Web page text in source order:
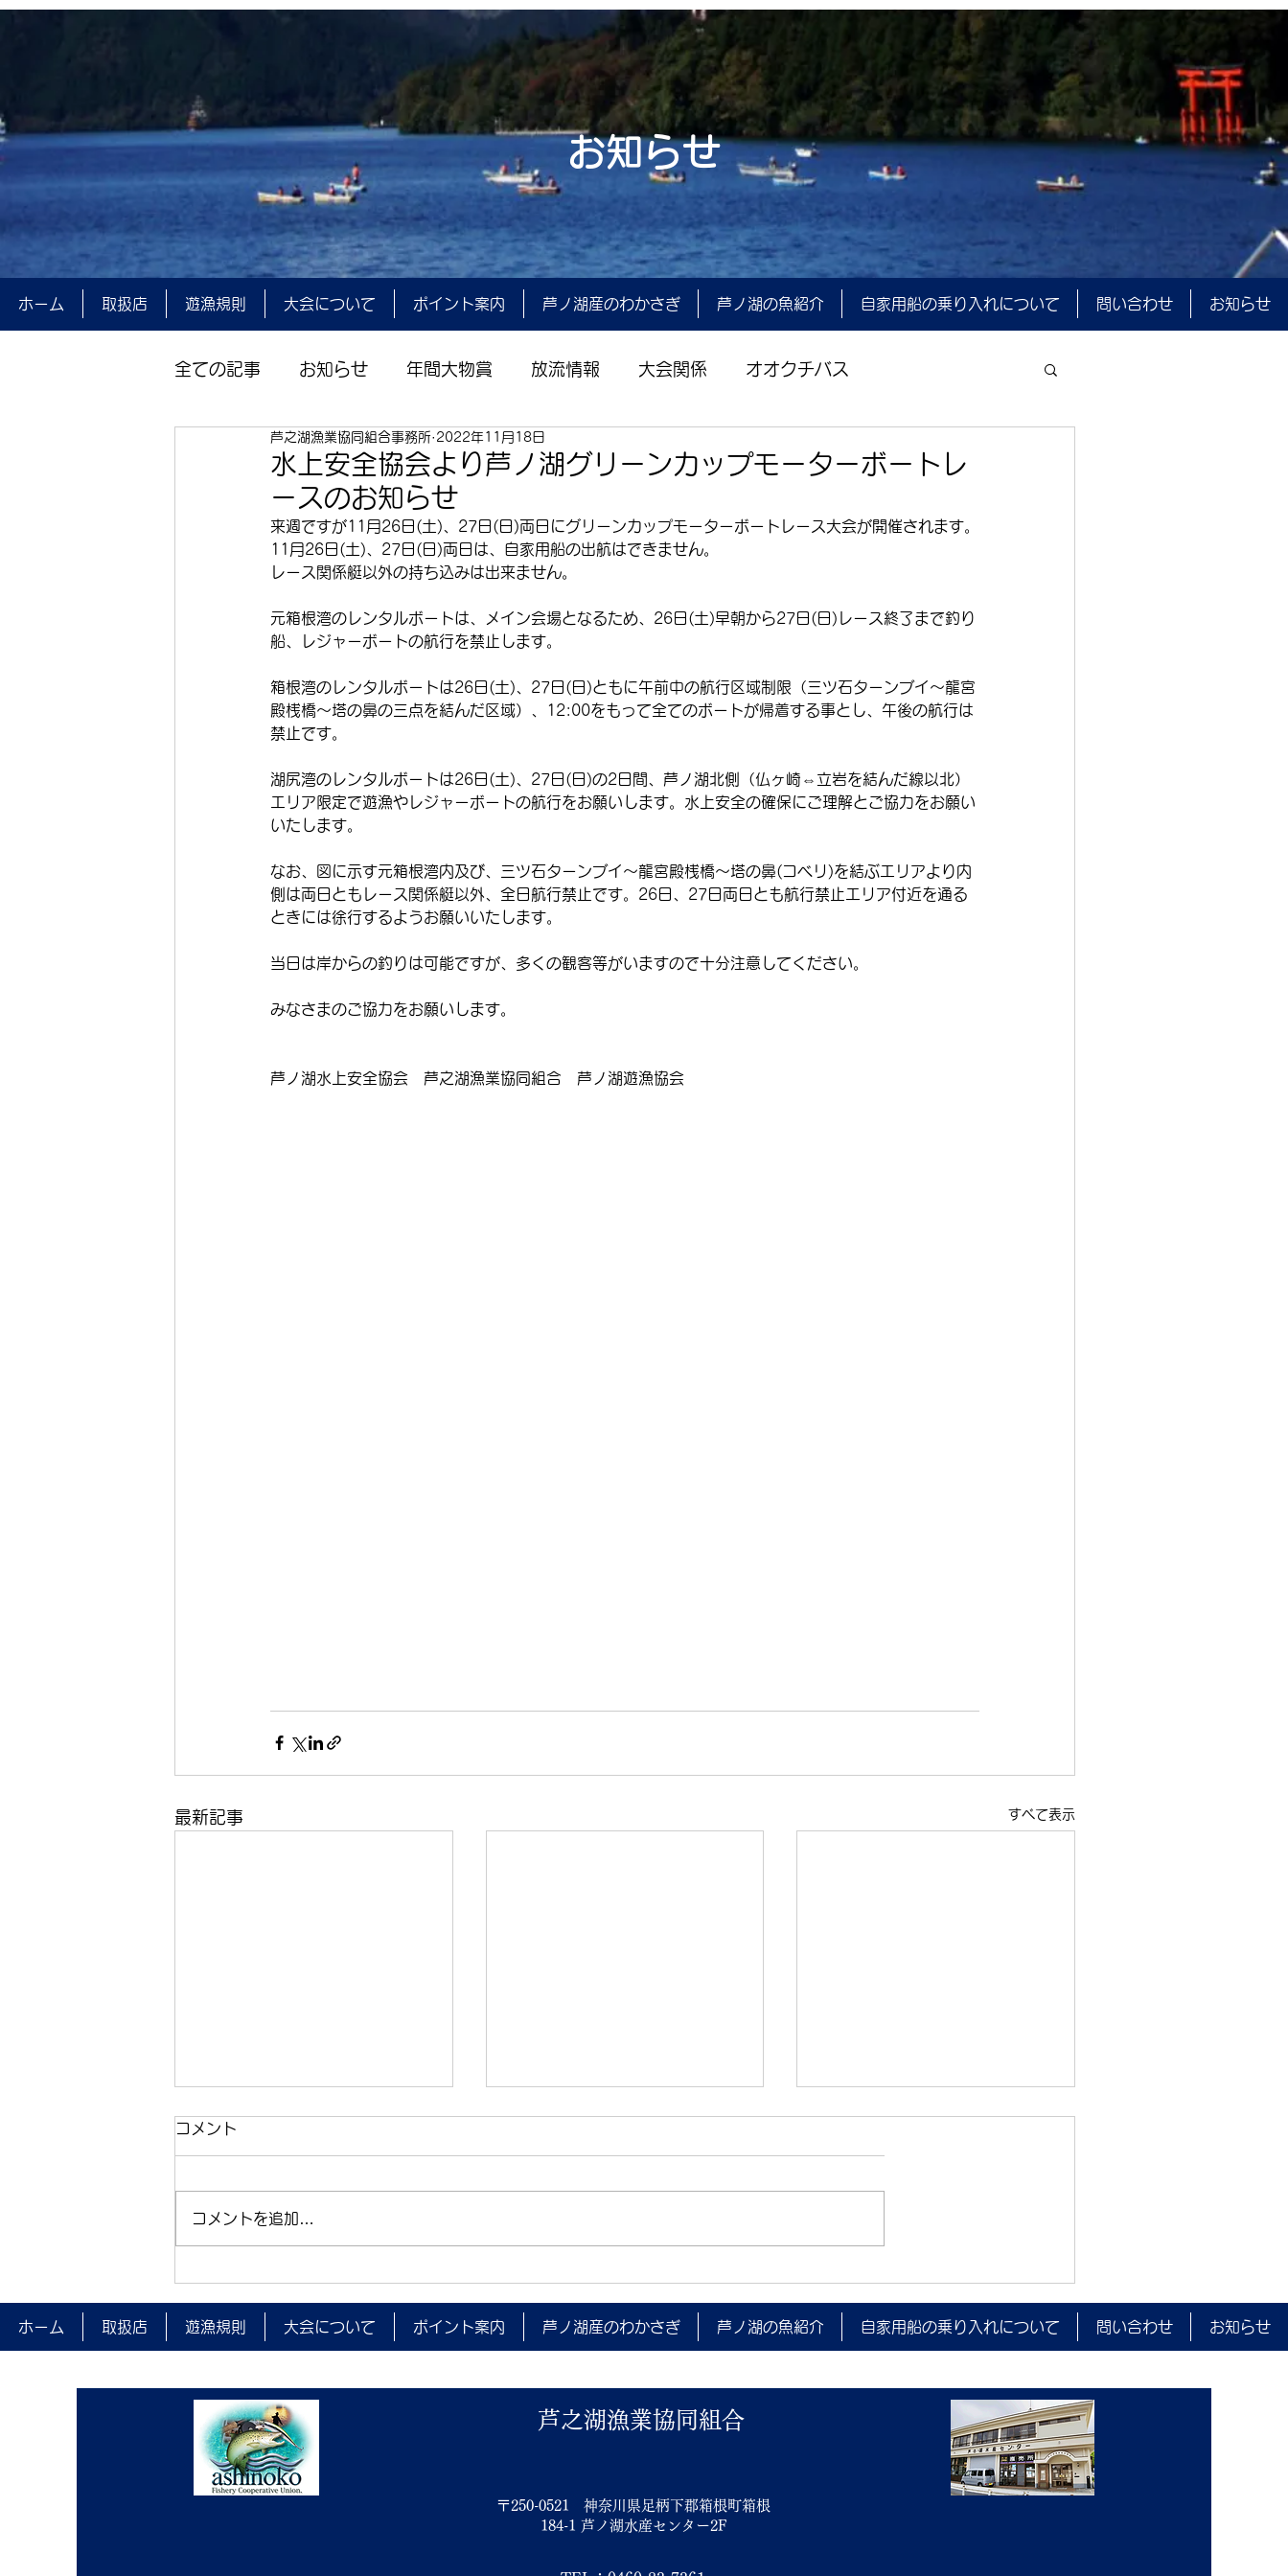
お知らせ
ホーム 取扱店 遊漁規則 大会について ポイント案内 芦ノ湖産のわかさぎ 芦ノ湖の魚紹介 自家用船の乗り入れについて 問い合わせ お知らせ
全ての記事 お知らせ 年間大物賞 放流情報 大会関係 オオクチバス
水上安全協会より芦ノ湖グリーンカップモーターボートレ
ースのお知らせ
芦之湖漁業協同組合事務所 2022年11月18日
来週ですが11月26日(土)、27日(日)両日にグリーンカップモーターボートレース大会が開催されます。
11月26日(土)、27日(日)両日は、自家用船の出航はできません。
レース関係艇以外の持ち込みは出来ません。
元箱根湾のレンタルボートは、メイン会場となるため、26日(土)早朝から27日(日)レース終了まで釣り
船、レジャーボートの航行を禁止します。
箱根湾のレンタルボートは26日(土)、27日(日)ともに午前中の航行区域制限（三ツ石ターンブイ～龍宮
殿桟橋～塔の鼻の三点を結んだ区域）、12:00をもって全てのボートが帰着する事とし、午後の航行は
禁止です。
湖尻湾のレンタルボートは26日(土)、27日(日)の2日間、芦ノ湖北側（仏ヶ崎⇔立岩を結んだ線以北）
エリア限定で遊漁やレジャーボートの航行をお願いします。水上安全の確保にご理解とご協力をお願い
いたします。
なお、図に示す元箱根湾内及び、三ツ石ターンブイ～龍宮殿桟橋～塔の鼻(コベリ)を結ぶエリアより内
側は両日ともレース関係艇以外、全日航行禁止です。26日、27日両日とも航行禁止エリア付近を通る
ときには徐行するようお願いいたします。
当日は岸からの釣りは可能ですが、多くの観客等がいますので十分注意してください。
みなさまのご協力をお願いします。
芦ノ湖水上安全協会　芦之湖漁業協同組合　芦ノ湖遊漁協会
最新記事 すべて表示
箱根町消防本部 水難救助訓練
(ダイビング)実施のお知らせ
コメント
コメントを追加…
ホーム 取扱店 遊漁規則 大会について ポイント案内 芦ノ湖産のわかさぎ 芦ノ湖の魚紹介 自家用船の乗り入れについて 問い合わせ お知らせ
芦之湖漁業協同組合
〒250-0521 神奈川県足柄下郡箱根町箱根
184-1 芦ノ湖水産センター2F